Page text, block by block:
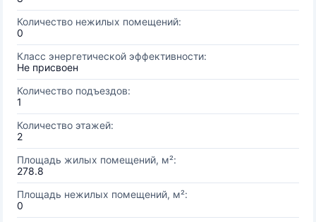
Количество нежилых помещений:
0
Класс энергетической эффективности:
Не присвоен
Количество подъездов:
1
Количество этажей:
2
Площадь жилых помещений, м²:
278.8
Площадь нежилых помещений, м²:
0